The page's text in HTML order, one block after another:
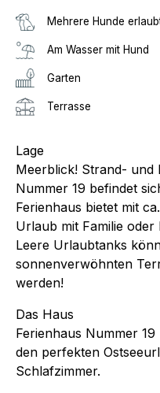
Mehrere Hunde
Am Wasser mit Hund
Garten
Terrasse
Lage
Meerblick! Strand- und
Nummer 19 befindet
Ferienhaus bietet mit
Urlaub mit Familie oder
Leere Urlaubtanks
sonnenverwöhnten
werden!
Das Haus
Ferienhaus Nummer
den perfekten
Schlafzimmer.